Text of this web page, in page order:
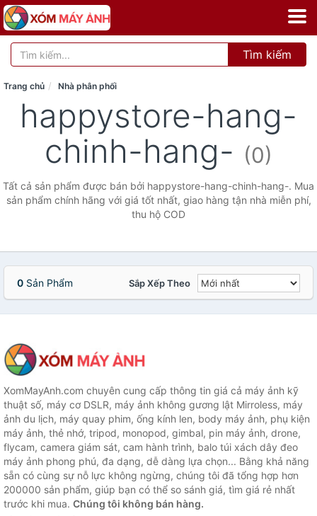
Tìm kiếm
Trang chủ Nhà phân phối
happystore-hang-
chinh-hang- (0)
Tất cả sản phẩm được bán bởi happystore-hang-chinh-hang-. Mua
sản phẩm chính hãng với giá tốt nhất, giao hàng tận nhà miễn phí,
thu hộ COD
0 Sản Phẩm Sắp Xếp Theo
XomMayAnh.com chuyên cung cấp thông tin giá cả máy ảnh kỹ
thuật số, máy cơ DSLR, máy ảnh không gương lật Mirroless, máy
ảnh du lịch, máy quay phim, ống kính len, body máy ảnh, phụ kiện
máy ảnh, thẻ nhớ, tripod, monopod, gimbal, pin máy ảnh, drone,
flycam, camera giám sát, cam hành trình, balo túi xách dây đeo
máy ảnh phong phú, đa dạng, dễ dàng lựa chọn... Bằng khả năng
sẵn có cùng sự nỗ lực không ngừng, chúng tôi đã tổng hợp hơn
200000 sản phẩm, giúp bạn có thể so sánh giá, tìm giá rẻ nhất
trước khi mua. Chúng tôi không bán hàng.